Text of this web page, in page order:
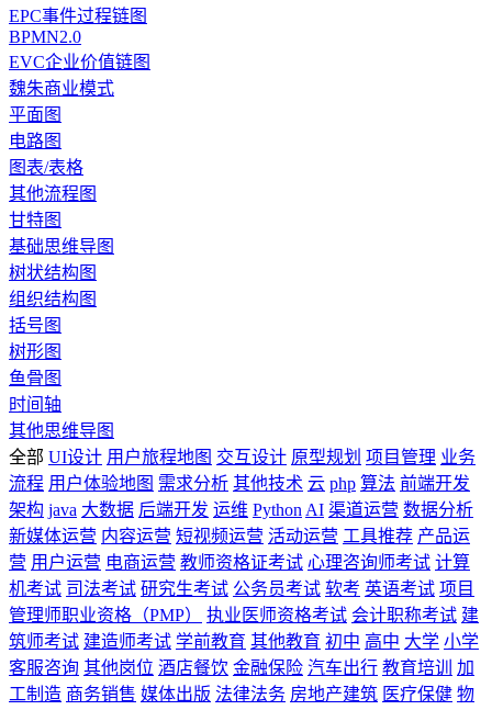
EPC事件过程链图
BPMN2.0
EVC企业价值链图
魏朱商业模式
平面图
电路图
图表/表格
其他流程图
甘特图
基础思维导图
树状结构图
组织结构图
括号图
树形图
鱼骨图
时间轴
其他思维导图
全部 UI设计 用户旅程地图 交互设计 原型规划 项目管理 业务
流程 用户体验地图 需求分析 其他技术 云 php 算法 前端开发
架构 java 大数据 后端开发 运维 Python AI 渠道运营 数据分析
新媒体运营 内容运营 短视频运营 活动运营 工具推荐 产品运
营 用户运营 电商运营 教师资格证考试 心理咨询师考试 计算
机考试 司法考试 研究生考试 公务员考试 软考 英语考试 项目
管理师职业资格（PMP）
执业医师资格考试 会计职称考试 建
筑师考试 建造师考试 学前教育 其他教育 初中 高中 大学 小学
客服咨询 其他岗位 酒店餐饮 金融保险 汽车出行 教育培训
加
工制造 商务销售 媒体出版 法律法务 房地产建筑 医疗保健 物